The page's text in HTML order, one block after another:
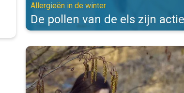
Allergieën in de winter
De pollen van de els zijn
Dit duidt op een pollenallergie. Steeds meer